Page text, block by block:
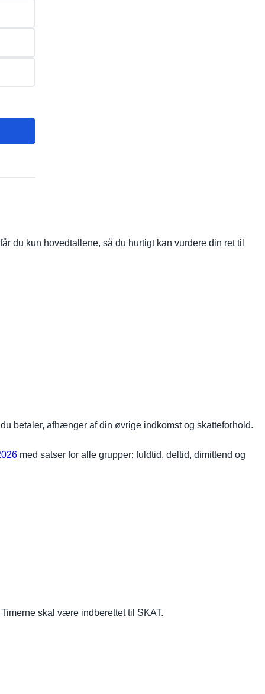
du kun hovedtallene, så du hurtigt kan vurdere din ret til
betaler, afhænger af din øvrige indkomst og skatteforhold.
med satser for alle grupper: fuldtid, deltid, dimittend og
skal være indberettet til SKAT.